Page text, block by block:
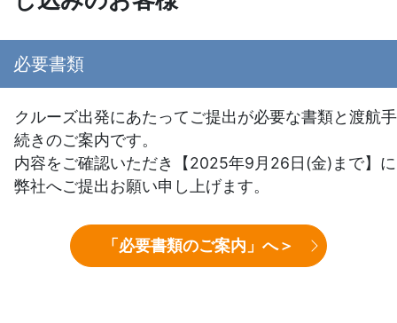
必要書類
クルーズ出発にあたってご提出が必要な書類と渡航手
続きのご案内です。
内容をご確認いただき【2025年9月26日(金)まで】に
弊社へご提出お願い申し上げます。
「必要書類のご案内」へ＞